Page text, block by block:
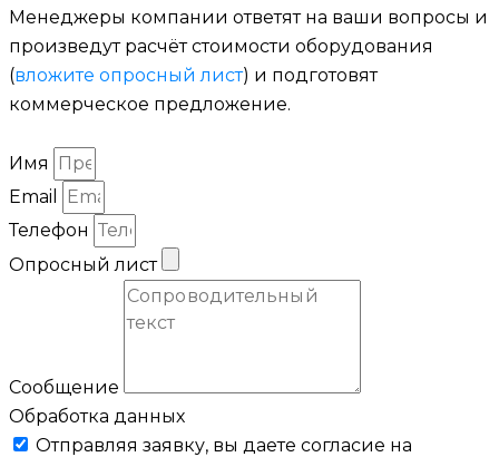
Менеджеры компании ответят на ваши вопросы и
произведут расчёт стоимости оборудования
(вложите опросный лист) и подготовят
коммерческое предложение.
Имя
Email
Телефон
Опросный лист
Сообщение
Обработка данных
Отправляя заявку, вы даете согласие на